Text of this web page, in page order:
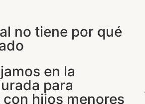
no tiene por qué
en la
para
hijos menores